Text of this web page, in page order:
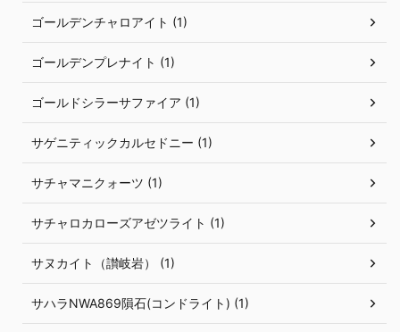
ゴールデンチャロアイト (1)
ゴールデンプレナイト (1)
ゴールドシラーサファイア (1)
サゲニティックカルセドニー (1)
サチャマニクォーツ (1)
サチャロカローズアゼツライト (1)
サヌカイト（讃岐岩） (1)
サハラNWA869隕石(コンドライト) (1)